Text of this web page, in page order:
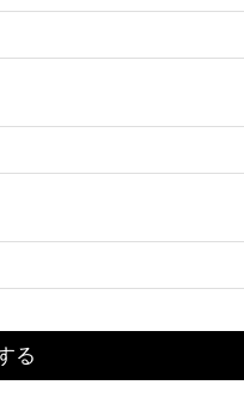
る